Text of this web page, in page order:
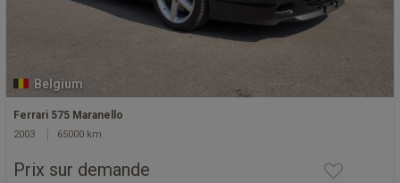
Belgium
Ferrari 575 Maranello
2003 65000 km
Prix sur demande